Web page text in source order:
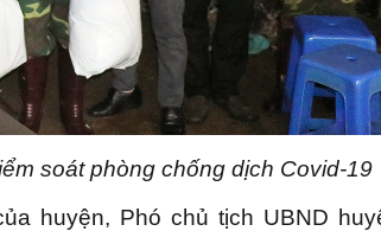
soát phòng chống dịch Covid-19
huyện, Phó chủ tịch UBND